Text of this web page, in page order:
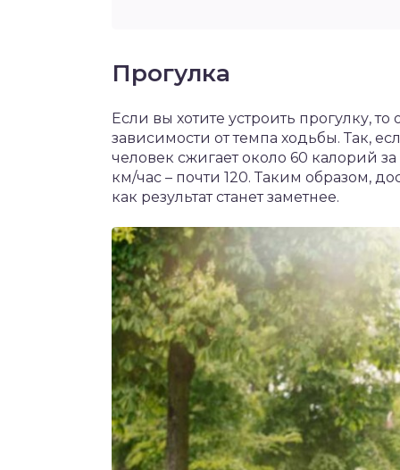
Прогулка
Если вы хотите устроить прогулку,
зависимости от темпа ходьбы. Так,
человек сжигает около 60 калорий
км/час – почти 120. Таким образом,
как результат станет заметнее.